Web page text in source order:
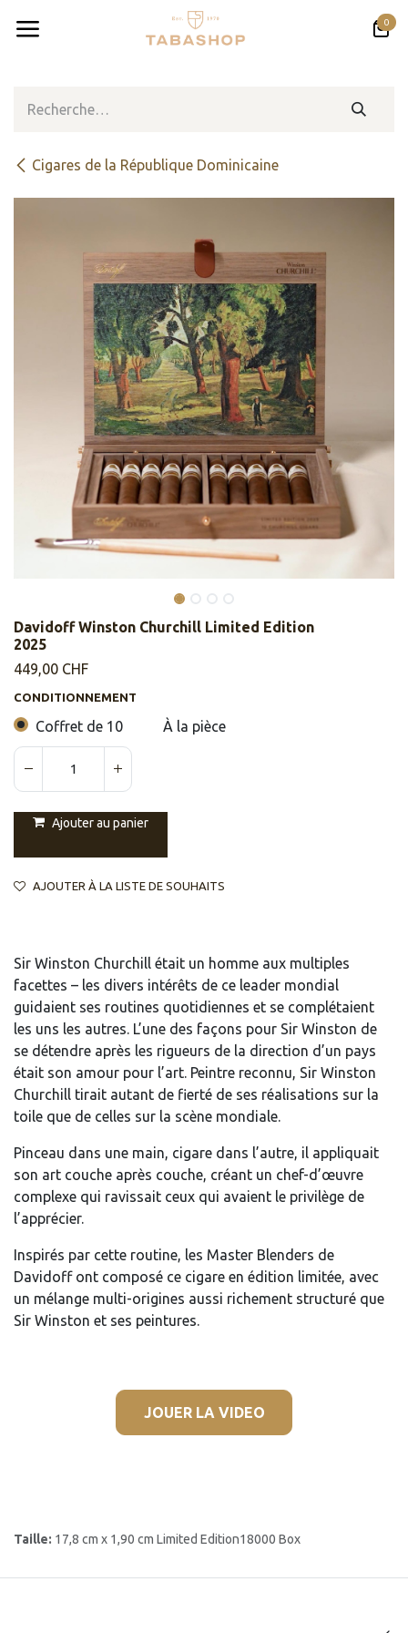
0
Cigares de la République Dominicaine
Davidoff Winston Churchill Limited Edition
2025
449,00 CHF
CONDITIONNEMENT
Coffret de 10 À la pièce
Ajouter au panier
AJOUTER À LA LISTE DE SOUHAITS
Sir Winston Churchill était un homme aux multiples
facettes – les divers intérêts de ce leader mondial
guidaient ses routines quotidiennes et se complétaient
les uns les autres. L’une des façons pour Sir Winston de
se détendre après les rigueurs de la direction d’un pays
était son amour pour l’art. Peintre reconnu, Sir Winston
Churchill tirait autant de fierté de ses réalisations sur la
toile que de celles sur la scène mondiale.
Pinceau dans une main, cigare dans l’autre, il appliquait
son art couche après couche, créant un chef-d’œuvre
complexe qui ravissait ceux qui avaient le privilège de
l’apprécier.
Inspirés par cette routine, les Master Blenders de
Davidoff ont composé ce cigare en édition limitée, avec
un mélange multi-origines aussi richement structuré que
Sir Winston et ses peintures.
JOUER LA VIDEO
Taille: 17,8 cm x 1,90 cm Limited Edition18000 Box